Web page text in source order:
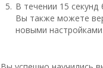
В течении 15
Вы также можете
новыми